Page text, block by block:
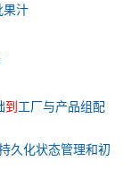
果汁
到工厂与产品组配
久化状态管理和初